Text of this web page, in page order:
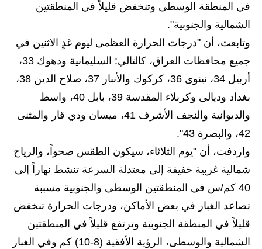
نتائج الامتحانات
المرحلة الابتدائية
المرحلة المتوسطة
المرحلة الاعدادية
اسئلة وزارية
المرحلة الابتدائية
المرحلة المتوسطة
المرحلة الاعدادية
مرشحات
في المنطقة الوسطى وتنخفض قليلاً في المنطقتين
الشمالية والجنوبية".
وتابعت، أن "درجات الحرارة العظمى ليوم غدٍ الاثنين في
جميع محافظات العراق، كالتالي: السليمانية ودهوك 33،
أربيل 34، نينوى 36، كركوك والأنبار 37، صلاح الدين 38،
بغداد وديالى وكربلاء المقدسة 39، بابل 40، واسط
والديوانية والنجف الأشرف 41، ميسان وذي قار والمثنى
42، والبصرة 43".
واردفت، أن "يوم الثلاثاء، سيكون الطقس صحواً، والرياح
شمالية غربية خفيفة إلى معتدلة السرعة تنشط نهاراً إلى
40 كم/س في المنطقتين الوسطى والجنوبية مسببة
تصاعد الغبار في بعض الأماكن، ودرجات الحرارة تنخفض
قليلاً في المنطقة الجنوبية وترتفع قليلاً في المنطقتين
الشمالية والوسطى، الرؤية الأفقية (8-10) كم وفي الغبار